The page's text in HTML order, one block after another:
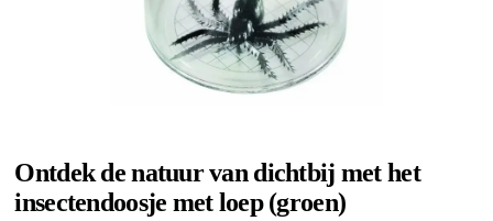
Ontdek de natuur van dichtbij met het
insectendoosje met loep (groen)